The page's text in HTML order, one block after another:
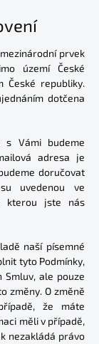
prvek
území České
České republiky.
dotčena
s Vámi budeme
adresa je
doručovat
uvedenou ve
kterou jste nás
naší písemné
tyto Podmínky,
ale pouze
změny. O změně
že máte
měli v případě,
nezakládá právo